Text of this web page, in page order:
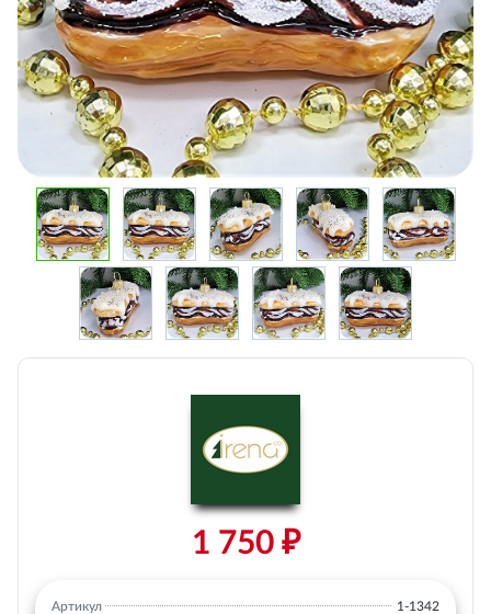
1 750 ₽
Артикул
1-1342